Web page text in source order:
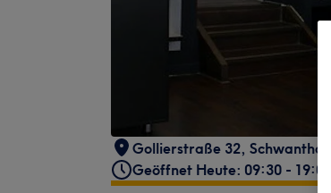
Gollierstraße 32,
Geöffnet Heute: 09:30 - 19:00